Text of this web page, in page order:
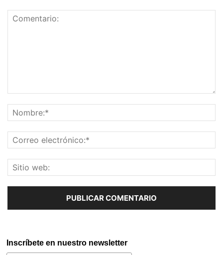
Inscríbete en nuestro newsletter